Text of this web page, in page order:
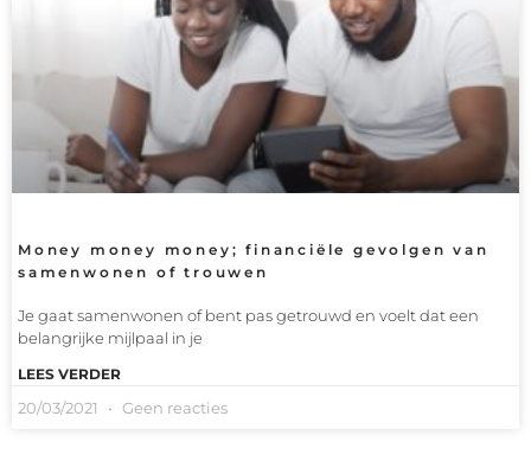
Money money money; financiële gevolgen van
samenwonen of trouwen
Je gaat samenwonen of bent pas getrouwd en voelt dat een
belangrijke mijlpaal in je
LEES VERDER
20/03/2021 Geen reacties